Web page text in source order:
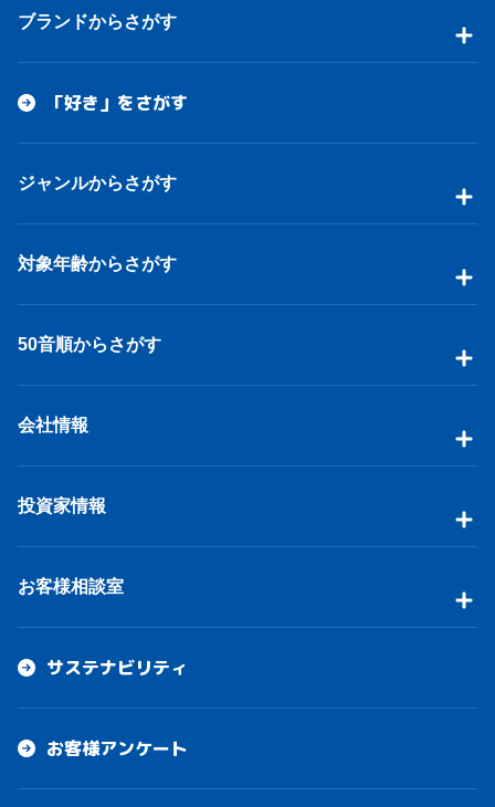
ブランドからさがす
「好き」をさがす
ジャンルからさがす
対象年齢からさがす
50音順からさがす
会社情報
投資家情報
お客様相談室
サステナビリティ
お客様アンケート